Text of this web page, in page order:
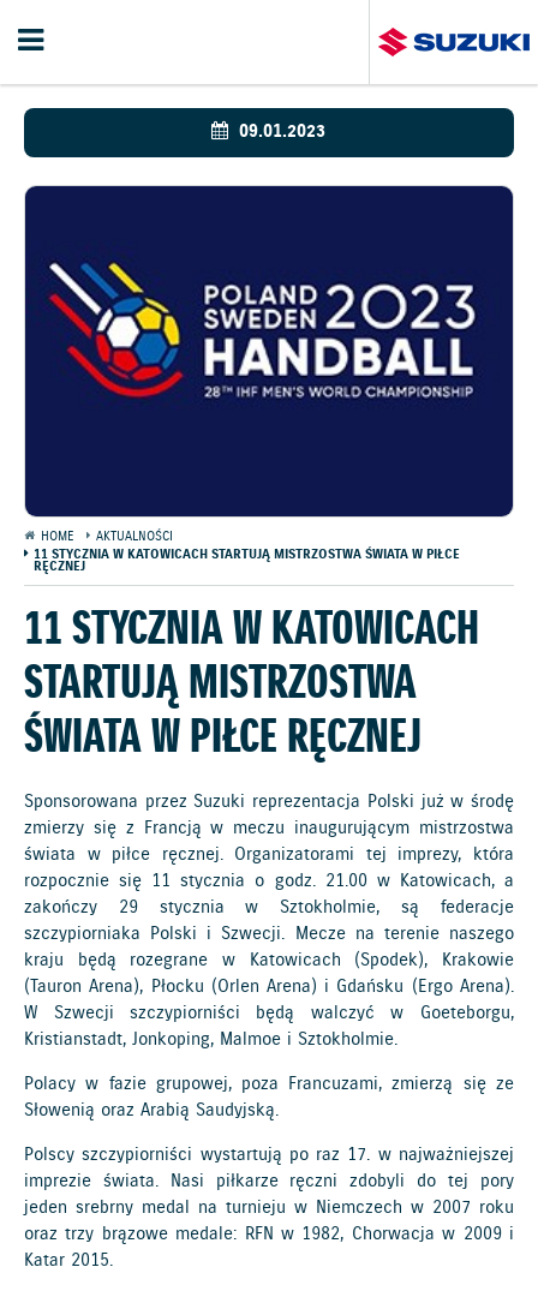
09.01.2023
HOME
AKTUALNOŚCI
11 STYCZNIA W KATOWICACH STARTUJĄ MISTRZOSTWA ŚWIATA W PIŁCE
RĘCZNEJ
11 STYCZNIA W KATOWICACH
STARTUJĄ MISTRZOSTWA
ŚWIATA W PIŁCE RĘCZNEJ
Sponsorowana przez Suzuki reprezentacja Polski już w środę
zmierzy się z Francją w meczu inaugurującym mistrzostwa
świata w piłce ręcznej. Organizatorami tej imprezy, która
rozpocznie się 11 stycznia o godz. 21.00 w Katowicach, a
zakończy 29 stycznia w Sztokholmie, są federacje
szczypiorniaka Polski i Szwecji. Mecze na terenie naszego
kraju będą rozegrane w Katowicach (Spodek), Krakowie
(Tauron Arena), Płocku (Orlen Arena) i Gdańsku (Ergo Arena).
W Szwecji szczypiorniści będą walczyć w Goeteborgu,
Kristianstadt, Jonkoping, Malmoe i Sztokholmie.
Polacy w fazie grupowej, poza Francuzami, zmierzą się ze
Słowenią oraz Arabią Saudyjską.
Polscy szczypiorniści wystartują po raz 17. w najważniejszej
imprezie świata. Nasi piłkarze ręczni zdobyli do tej pory
jeden srebrny medal na turnieju w Niemczech w 2007 roku
oraz trzy brązowe medale: RFN w 1982, Chorwacja w 2009 i
Katar 2015.